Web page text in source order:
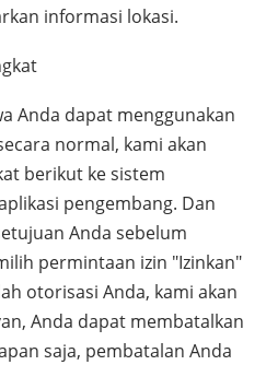
informasi lokasi.
Anda dapat menggunakan
normal, kami akan
berikut ke sistem
pengembang. Dan
Anda sebelum
permintaan izin "Izinkan"
otorisasi Anda, kami akan
Anda dapat membatalkan
saja, pembatalan Anda